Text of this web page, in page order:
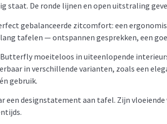
De ronde lijnen en open uitstraling
gebalanceerde zitcomfort: een
tafelen — ontspannen gesprekken, een
moeiteloos in uiteenlopende
in verschillende varianten, zoals een
gebruik.
een designstatement aan tafel. Zijn